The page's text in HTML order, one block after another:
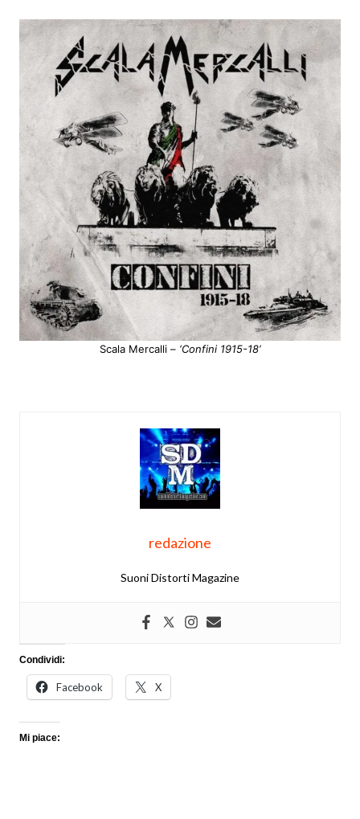
Scala Mercalli –‘Confini 1915-18’
redazione
Suoni Distorti Magazine
Condividi:
Facebook X
Mi piace: